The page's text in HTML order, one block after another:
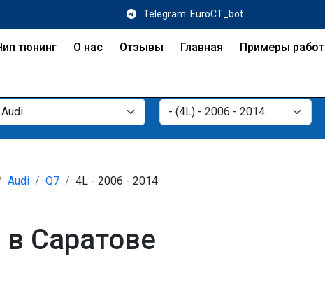
Telegram: EuroCT_bot
тюнинг О нас Отзывы Главная Примеры работ
Audi Q7 4L - 2006 - 2014
Саратове